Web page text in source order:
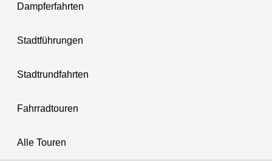
Dampferfahrten
Stadtführungen
Stadtrundfahrten
Fahrradtouren
Alle Touren